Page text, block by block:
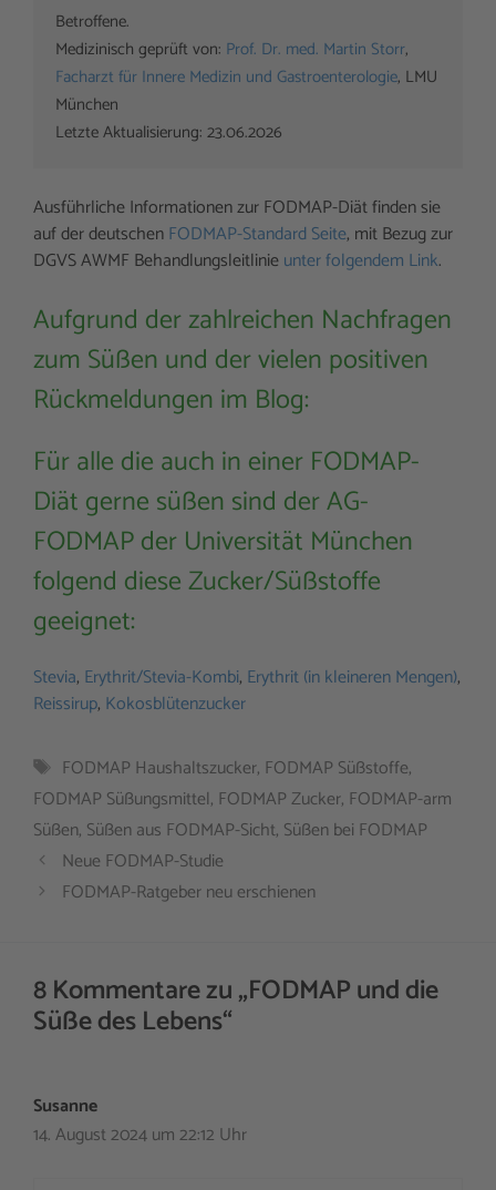
Betroffene.
Medizinisch geprüft von: Prof. Dr. med. Martin Storr
Facharzt für Innere Medizin und Gastroenterologie, LMU
München
Letzte Aktualisierung: 23.06.2026
Ausführliche Informationen zur FODMAP-Diät finden sie
auf der deutschenFODMAP-Standard Seite, mit Bezug zur
DGVS AWMF Behandlungsleitlinieunter folgendem Link.
Aufgrund der zahlreichen Nachfragen
zum Süßen und der vielen positiven
Rückmeldungen im Blog:
Für alle die auch in einer FODMAP-
Diät gerne süßen sind der AG-
FODMAP der Universität München
folgend diese Zucker/Süßstoffe
geeignet:
Stevia, Erythrit/Stevia-Kombi, Erythrit (in kleineren Mengen),
Reissirup, Kokosblütenzucker
Schlagwörter
FODMAP Haushaltszucker, FODMAP Süßstoffe,
FODMAP Süßungsmittel, FODMAP Zucker, FODMAP-arm
Süßen, Süßen aus FODMAP-Sicht, Süßen bei FODMAP
Neue FODMAP-Studie
FODMAP-Ratgeber neu erschienen
8 Kommentare zu „FODMAP und die
Süße des Lebens“
Susanne
14. August 2024 um 22:12 Uhr